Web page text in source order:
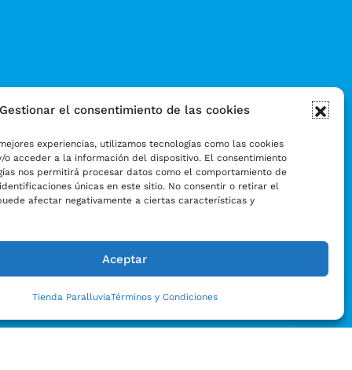
Gestionar el consentimiento de las cookies
experiencias, utilizamos tecnologías como las cookies
o acceder a la información del dispositivo. El consentimiento
nos permitirá procesar datos como el comportamiento de
únicas en este sitio. No consentir o retirar el
afectar negativamente a ciertas características y
Aceptar
Tienda ParalluviaTérminos y Condiciones